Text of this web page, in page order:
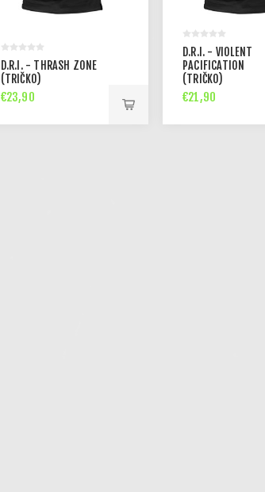
D.R.I. - THRASH ZONE
(TRIČKO)
€23,90
D.R.I. - VIOLENT
PACIFICATION
(TRIČKO)
€21,90